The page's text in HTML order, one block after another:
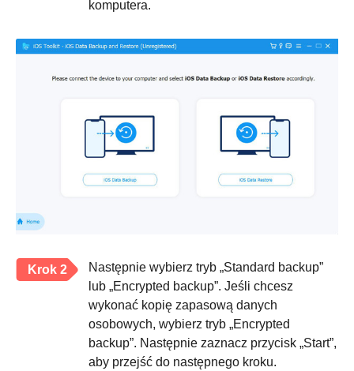
komputera.
Krok 2
Następnie wybierz tryb „Standard backup”
lub „Encrypted backup”. Jeśli chcesz
wykonać kopię zapasową danych
osobowych, wybierz tryb „Encrypted
backup”. Następnie zaznacz przycisk „Start”,
aby przejść do następnego kroku.